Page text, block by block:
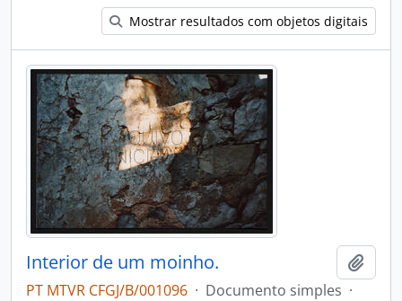
Mostrar resultados com objetos digitais
Interior de um moinho.
PT MTVR CFGJ/B/001096 · Documento simples ·